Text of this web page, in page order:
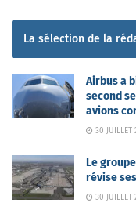
La sélection de la
Airbus a
second
avions
30 JUILLET
Le
révise
30 JUILLET